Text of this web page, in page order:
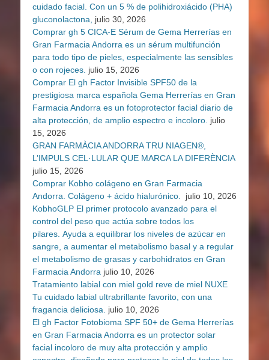
cuidado facial. Con un 5 % de polihidroxiácido (PHA)
gluconolactona, julio 30, 2026
Comprar gh 5 CICA-E Sérum de Gema Herrerías en
Gran Farmacia Andorra es un sérum multifunción
para todo tipo de pieles, especialmente las sensibles
o con rojeces. julio 15, 2026
Comprar El gh Factor Invisible SPF50 de la
prestigiosa marca española Gema Herrerías en Gran
Farmacia Andorra es un fotoprotector facial diario de
alta protección, de amplio espectro e incoloro. julio
15, 2026
GRAN FARMÀCIA ANDORRA TRU NIAGEN®,
L’IMPULS CEL·LULAR QUE MARCA LA DIFERÈNCIA
julio 15, 2026
Comprar Kobho colágeno en Gran Farmacia
Andorra. Colágeno + ácido hialurónico.
julio 10, 2026
KobhoGLP El primer protocolo avanzado para el
control del peso que actúa sobre todos los
pilares. Ayuda a equilibrar los niveles de azúcar en
sangre, a aumentar el metabolismo basal y a regular
el metabolismo de grasas y carbohidratos en Gran
Farmacia Andorra julio 10, 2026
Tratamiento labial con miel gold reve de miel NUXE
Tu cuidado labial ultrabrillante favorito, con una
fragancia deliciosa. julio 10, 2026
El gh Factor Fotobioma SPF 50+ de Gema Herrerías
en Gran Farmacia Andorra es un protector solar
facial incoloro de muy alta protección y amplio